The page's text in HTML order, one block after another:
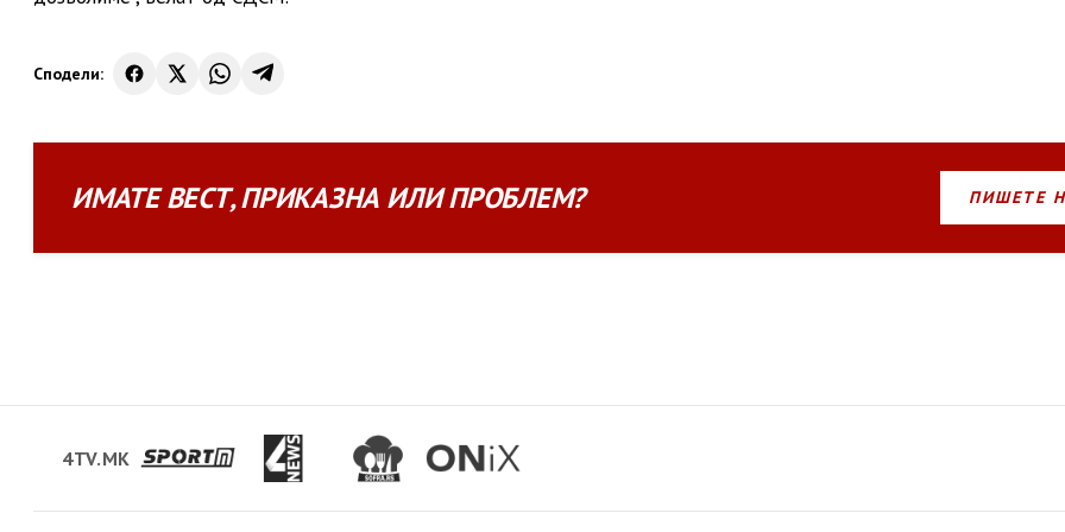
Сподели:
ИМАТЕВЕСТ,ПРИКАЗНА ИЛИПРОБЛЕМ? ПИШЕТЕ
4TV.MK